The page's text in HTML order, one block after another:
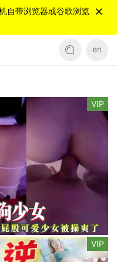
自带浏览器或谷歌浏览
en
VIP
VIP